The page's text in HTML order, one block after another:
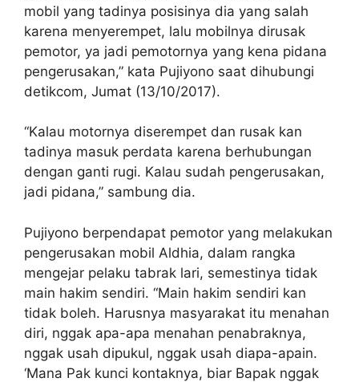
mobil yang tadinya posisinya dia yang salah
karena menyerempet, lalu mobilnya dirusak
pemotor, ya jadi pemotornya yang kena pidana
pengerusakan,” kata Pujiyono saat dihubungi
detikcom, Jumat (13/10/2017).
“Kalau motornya diserempet dan rusak kan
tadinya masuk perdata karena berhubungan
dengan ganti rugi. Kalau sudah pengerusakan,
jadi pidana,” sambung dia.
Pujiyono berpendapat pemotor yang melakukan
pengerusakan mobil Aldhia, dalam rangka
mengejar pelaku tabrak lari, semestinya tidak
main hakim sendiri. “Main hakim sendiri kan
tidak boleh. Harusnya masyarakat itu menahan
diri, nggak apa-apa menahan penabraknya,
nggak usah dipukul, nggak usah diapa-apain.
‘Mana Pak kunci kontaknya, biar Bapak nggak